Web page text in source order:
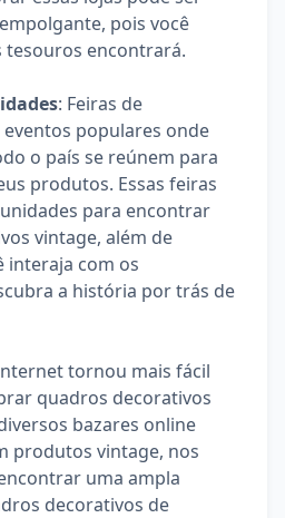
pois você
tesouros encontrará.
: Feiras de
populares onde
o país se reúnem para
produtos. Essas feiras
para encontrar
vintage, além de
interaja com os
a história por trás de
tornou mais fácil
quadros decorativos
bazares online
produtos vintage, nos
uma ampla
decorativos de